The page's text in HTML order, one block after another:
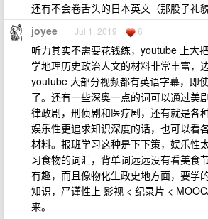
还有不会卷舌头的日本英文（那股子礼
joyee Jul 1, 2019 6
听力其实不需要花钱练，youtube 上大
学地理历史政治人文的材料非常丰富，
youtube 大部分视频都有英语字幕，即
了。还有一些深奥一点的词可以通过美
律政剧，刑侦剧和医疗剧，还有就是各
娱乐性更追求知识深度的话，也可以看
材料。报班学习这种是下下策，娱乐
习食物的词汇，背单词远远没有看美食
有趣，而且像物化生政史地方面，要学
知识，严谨性上 影视 < 纪录片 <
来。